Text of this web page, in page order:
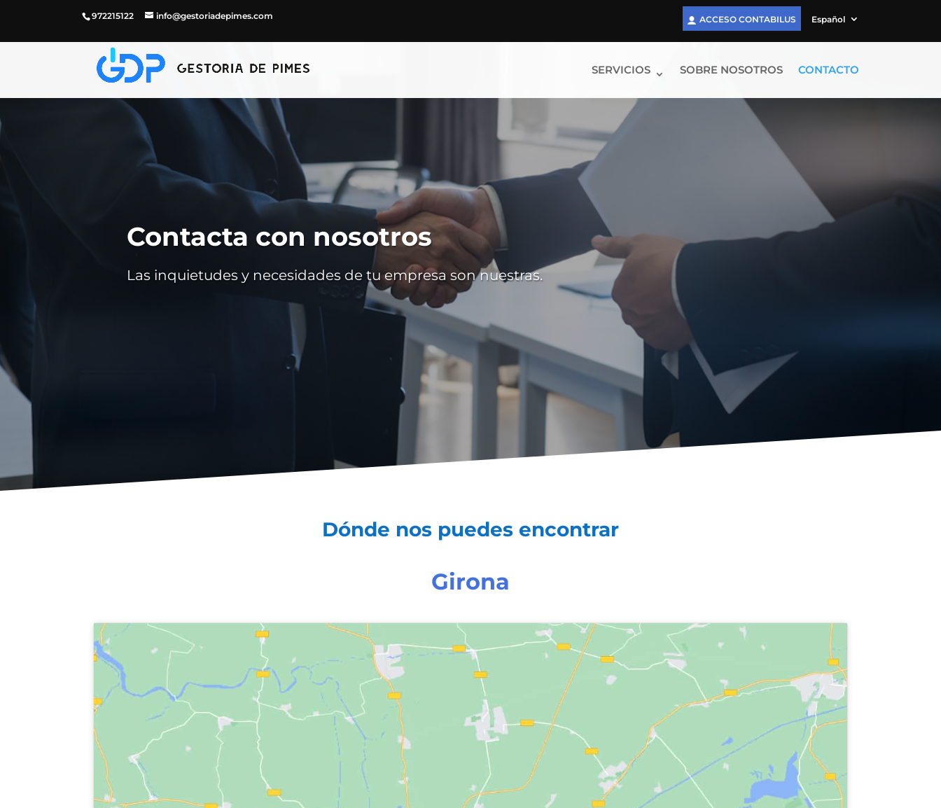
972215122 info@gestoriadepimes.com ACCESO CONTABILUS Español
SERVICIOS SOBRE NOSOTROS CONTACTO
Contacta con nosotros
Las inquietudes y necesidades de tu empresa son nuestras.
Dónde nos puedes encontrar
Girona